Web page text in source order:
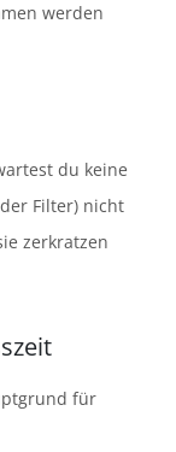
werden
du keine
Filter) nicht
zerkratzen
für